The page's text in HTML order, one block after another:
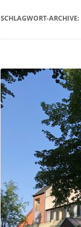
SCHLAGWORT-ARCHIVE: